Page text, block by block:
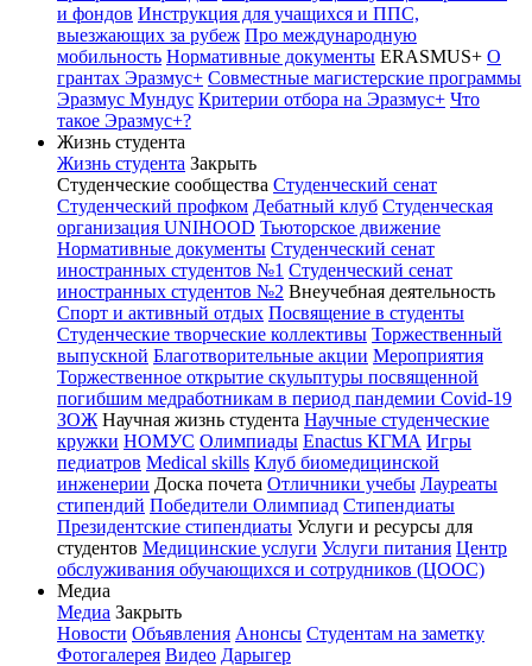
и фондов Инструкция для учащихся и ППС,
выезжающих за рубеж Про международную
мобильность Нормативные документы ERASMUS+ О
грантах Эразмус+ Совместные магистерские программы
Эразмус Мундус Критерии отбора на Эразмус+ Что
такое Эразмус+?
Жизнь студента
Жизнь студента Закрыть
Студенческие сообщества Студенческий сенат
Студенческий профком Дебатный клуб Студенческая
организация UNIHOOD Тьюторское движение
Нормативные документы Студенческий сенат
иностранных студентов №1 Студенческий сенат
иностранных студентов №2 Внеучебная деятельность
Спорт и активный отдых Посвящение в студенты
Студенческие творческие коллективы Торжественный
выпускной Благотворительные акции Мероприятия
Торжественное открытие скульптуры посвященной
погибшим медработникам в период пандемии Covid-19
ЗОЖ Научная жизнь студента Научные студенческие
кружки НОМУС Олимпиады Enactus КГМА Игры
педиатров Medical skills Клуб биомедицинской
инженерии Доска почета Отличники учебы Лауреаты
стипендий Победители Олимпиад Стипендиаты
Президентские стипендиаты Услуги и ресурсы для
студентов Медицинские услуги Услуги питания Центр
обслуживания обучающихся и сотрудников (ЦООС)
Медиа
Медиа Закрыть
Новости Объявления Анонсы Студентам на заметку
Фотогалерея Видео Дарыгер